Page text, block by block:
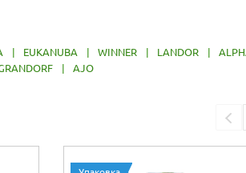
| EUKANUBA | WINNER | LANDOR |
| AJO